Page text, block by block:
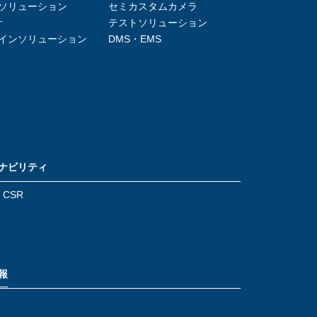
リューション
セミカスタムカメラ
テストソリューション
ンソリューション
DMS・EMS
ビリティ
CSR